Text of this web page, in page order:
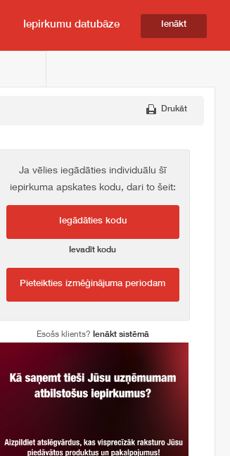
Iepirkumu datubāze Ienākt
Drukāt
Ja vēlies iegādāties individuālu šī
iepirkuma apskates kodu, dari to šeit:
Iegādāties kodu
Ievadīt kodu
Pieteikties izmēģinājuma periodam
Esošs klients? Ienākt sistēmā